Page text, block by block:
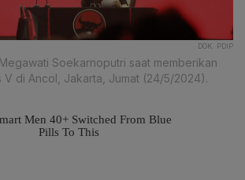
DOK. PDIP
Soekarnoputri saat memberikan
V di Ancol, Jakarta, Jumat (24/5/2024).